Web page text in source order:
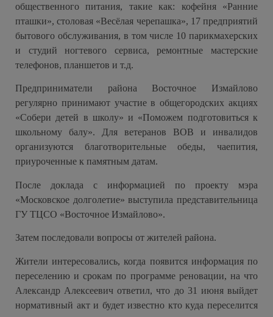
общественного питания, такие как: кофейня «Ранние
пташки», столовая «Весёлая черепашка», 17 предприятий
бытового обслуживания, в том числе 10 парикмахерских
и студий ногтевого сервиса, ремонтные мастерские
телефонов, планшетов и т.д.
Предприниматели района Восточное Измайлово
регулярно принимают участие в общегородских акциях
«Собери детей в школу» и «Поможем подготовиться к
школьному балу». Для ветеранов ВОВ и инвалидов
организуются благотворительные обеды, чаепития,
приуроченные к памятным датам.
После доклада с информацией по проекту мэра
«Московское долголетие» выступила представительница
ГУ ТЦСО «Восточное Измайлово».
Затем последовали вопросы от жителей района.
Жители интересовались, когда появится информация по
переселению и срокам по программе реновации, на что
Александр Алексеевич ответил, что до 31 июня выйдет
нормативный акт и будет известно кто куда переселится